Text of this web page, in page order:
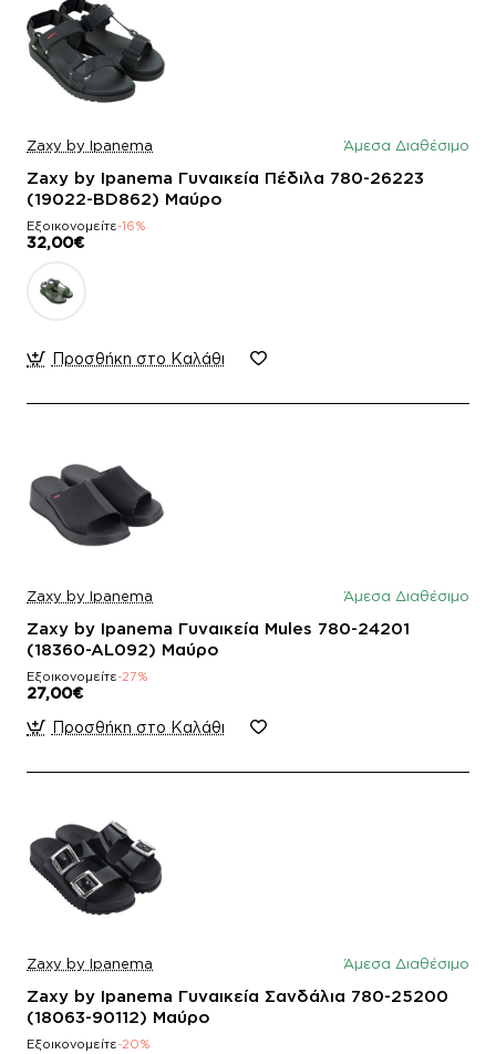
Zaxy by Ipanema Άμεσα Διαθέσιμο
Zaxy by Ipanema Γυναικεία Πέδιλα 780-26223
(19022-BD862) Μαύρο
Εξοικονομείτε-16%
32,00€
Προσθήκη στο Καλάθι
Zaxy by Ipanema Άμεσα Διαθέσιμο
Zaxy by Ipanema Γυναικεία Mules 780-24201
(18360-AL092) Μαύρο
Εξοικονομείτε-27%
27,00€
Προσθήκη στο Καλάθι
Zaxy by Ipanema Άμεσα Διαθέσιμο
Zaxy by Ipanema Γυναικεία Σανδάλια 780-25200
(18063-90112) Μαύρο
Εξοικονομείτε-20%